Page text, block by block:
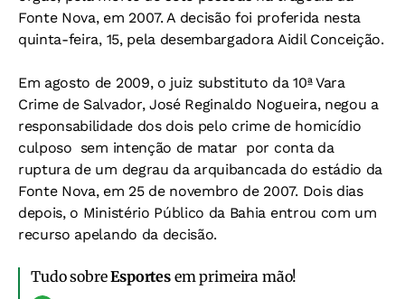
Fonte Nova, em 2007. A decisão foi proferida nesta
quinta-feira, 15, pela desembargadora Aidil Conceição.
Em agosto de 2009, o juiz substituto da 10ª Vara
Crime de Salvador, José Reginaldo Nogueira, negou a
responsabilidade dos dois pelo crime de homicídio
culposo  sem intenção de matar  por conta da
ruptura de um degrau da arquibancada do estádio da
Fonte Nova, em 25 de novembro de 2007. Dois dias
depois, o Ministério Público da Bahia entrou com um
recurso apelando da decisão.
Tudo sobreEsportesem primeira mão!